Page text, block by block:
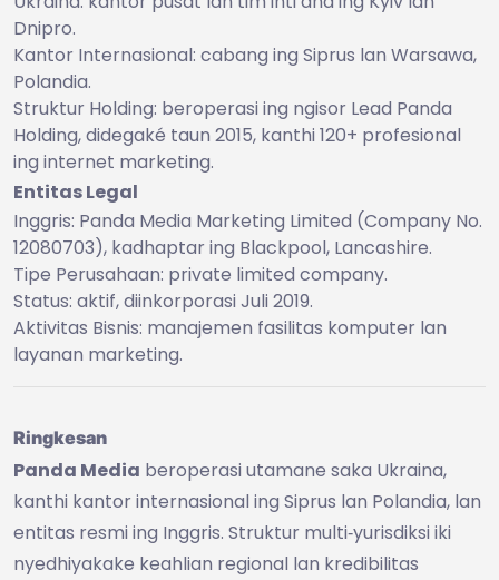
Dnipro.
Kantor Internasional: cabang ing Siprus lan Warsawa,
Polandia.
Struktur Holding: beroperasi ing ngisor Lead Panda
Holding, didegaké taun 2015, kanthi 120+ profesional
ing internet marketing.
Entitas Legal
Inggris: Panda Media Marketing Limited (Company No.
12080703), kadhaptar ing Blackpool, Lancashire.
Tipe Perusahaan: private limited company.
Status: aktif, diinkorporasi Juli 2019.
Aktivitas Bisnis: manajemen fasilitas komputer lan
layanan marketing.
Ringkesan
Panda Media beroperasi utamane saka Ukraina,
kanthi kantor internasional ing Siprus lan Polandia, lan
entitas resmi ing Inggris. Struktur multi‑yurisdiksi iki
nyedhiyakake keahlian regional lan kredibilitas